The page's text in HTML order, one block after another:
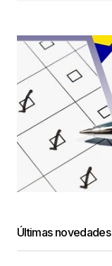
Últimas novedades